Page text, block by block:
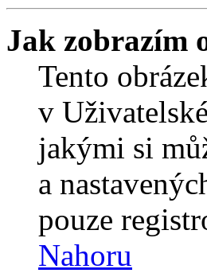
Jak zobrazím
Tento
v
jakými si
a
pouze
Nahoru